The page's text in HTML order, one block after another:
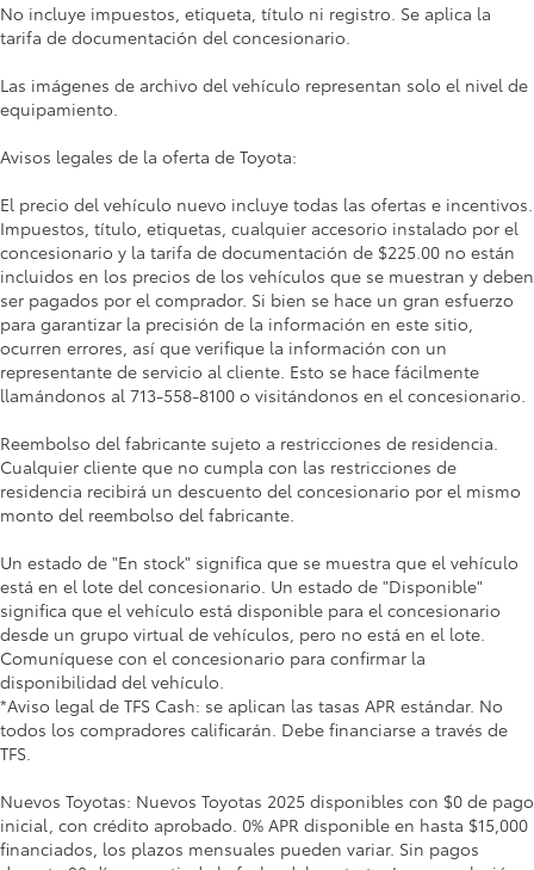
No incluye impuestos, etiqueta, título ni registro. Se aplica la
tarifa de documentación del concesionario.
Las imágenes de archivo del vehículo representan solo el nivel de
equipamiento.
Avisos legales de la oferta de Toyota:
El precio del vehículo nuevo incluye todas las ofertas e incentivos.
Impuestos, título, etiquetas, cualquier accesorio instalado por el
concesionario y la tarifa de documentación de $225.00 no están
incluidos en los precios de los vehículos que se muestran y deben
ser pagados por el comprador. Si bien se hace un gran esfuerzo
para garantizar la precisión de la información en este sitio,
ocurren errores, así que verifique la información con un
representante de servicio al cliente. Esto se hace fácilmente
llamándonos al 713-558-8100 o visitándonos en el concesionario.
Reembolso del fabricante sujeto a restricciones de residencia.
Cualquier cliente que no cumpla con las restricciones de
residencia recibirá un descuento del concesionario por el mismo
monto del reembolso del fabricante.
Un estado de "En stock" significa que se muestra que el vehículo
está en el lote del concesionario. Un estado de "Disponible"
significa que el vehículo está disponible para el concesionario
desde un grupo virtual de vehículos, pero no está en el lote.
Comuníquese con el concesionario para confirmar la
disponibilidad del vehículo.
*Aviso legal de TFS Cash: se aplican las tasas APR estándar. No
todos los compradores calificarán. Debe financiarse a través de
TFS.
Nuevos Toyotas: Nuevos Toyotas 2025 disponibles con $0 de pago
inicial, con crédito aprobado. 0% APR disponible en hasta $15,000
financiados, los plazos mensuales pueden variar. Sin pagos